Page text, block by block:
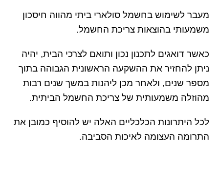
מעבר לשימוש בחשמל סולארי ביתי מהווה חיסכון
משמעותי בהוצאות צריכת החשמל.
כאשר דואגים לתכנון נכון ותואם לצרכי הבית, יהיה
ניתן להחזיר את ההשקעה הראשונית הגבוהה בתוך
מספר שנים, ולאחר מכן ליהנות במשך שנים רבות
מהוזלה משמעותית של צריכת החשמל הביתית.
לכל היתרונות הכלכליים האלה יש להוסיף כמובן את
התרומה העצומה לאיכות הסביבה.